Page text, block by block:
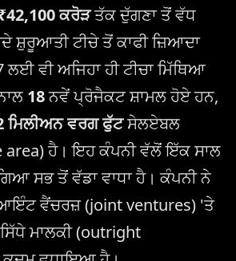
ਕਰੋੜਤੱਕ ਦੁੱਗਣਾ ਤੋਂ ਵੱਧ
ਸ਼ੁਰੂਆਤੀ ਟੀਚੇ ਤੋਂ ਕਾਫੀ ਜ਼ਿਆਦਾ
ਲਈ ਵੀ ਅਜਿਹਾ ਹੀ ਟੀਚਾ ਮਿੱਥਿਆ
18ਨਵੇਂ ਪ੍ਰੋਜੈਕਟ ਸ਼ਾਮਲ ਹੋਏ ਹਨ,
ਮਿਲੀਅਨ ਵਰਗ ਫੁੱਟਸੇਲਏਬਲ
area) ਹੈ। ਇਹ ਕੰਪਨੀ ਵੱਲੋਂ ਇੱਕ ਸਾਲ
ਸਭ ਤੋਂ ਵੱਡਾ ਵਾਧਾ ਹੈ। ਕੰਪਨੀ ਨੇ
ਵੈਂਚਰਜ਼ (joint ventures) 'ਤੇ
ਮਾਲਕੀ (outright